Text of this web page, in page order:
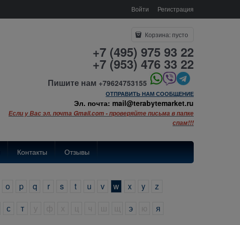
Войти Регистрация
Корзина: пусто
+7 (495) 975 93 22
+7 (953) 476 33 22
Пишите нам +79624753155
ОТПРАВИТЬ НАМ СООБЩЕНИЕ
Эл. почта: mail@terabytemarket.ru
Если у Вас эл. почта Gmail.com - проверяйте письма в папке
спам!!!
Контакты Отзывы
o p q r s t u v w x y
z
с т э я